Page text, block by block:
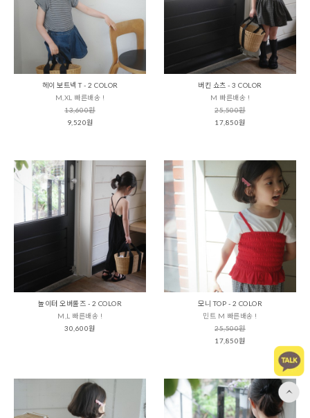
헤이 보트넥 T - 2 COLOR
M,XL 빠른배송 !
13,600원
9,520원
버킨 쇼츠 - 3 COLOR
M 빠른배송 !
25,500원
17,850원
놀이터 오버롤즈 - 2 COLOR
M,L 빠른배송 !
30,600원
모니 TOP - 2 COLOR
민트 M 빠른배송 !
25,500원
17,850원